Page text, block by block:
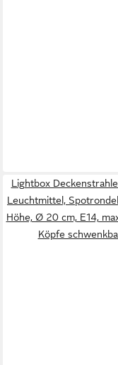
Lightbox
Leuchtmittel,
Höhe, Ø 20 cm, E14,
Köpfe